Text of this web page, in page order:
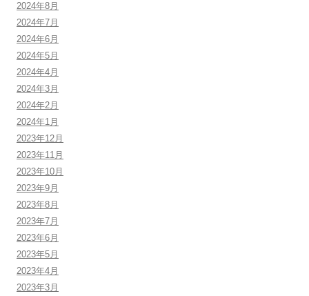
2024年8月
2024年7月
2024年6月
2024年5月
2024年4月
2024年3月
2024年2月
2024年1月
2023年12月
2023年11月
2023年10月
2023年9月
2023年8月
2023年7月
2023年6月
2023年5月
2023年4月
2023年3月